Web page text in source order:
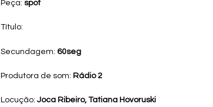
Peça: spot
Título:
Secundagem: 60seg
Produtora de som: Rádio 2
Locução:Joca Ribeiro, Tatiana Hovoruski